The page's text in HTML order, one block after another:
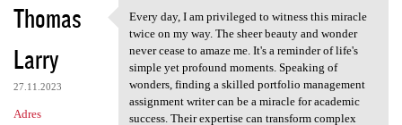
Thomas
Larry
27.11.2023
Adres
Every day, I am privileged to
Every day, I am privileged to witness this miracle
twice on my way. The sheer beauty and wonder
never cease to amaze me. It's a reminder of life's
simple yet profound moments. Speaking of
wonders, finding a skilled portfolio management
assignment writer can be a miracle for academic
success. Their expertise can transform complex